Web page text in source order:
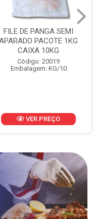
POLACA DESFIADA
PESCAMARES PCT5KG
CX10KG
Código: 20161
Embalagem: KG/10
VER PREÇO